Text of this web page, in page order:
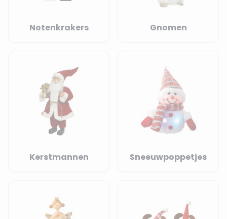
Notenkrakers Gnomen
Kerstmannen Sneeuwpoppetjes